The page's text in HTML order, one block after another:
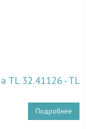
TL 32.41126 - TL
Подробнее